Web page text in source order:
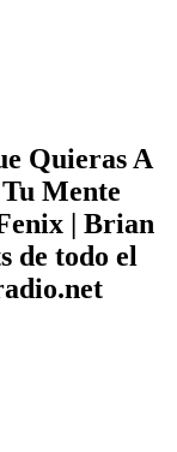
Quieras A
Mente
| Brian
de todo el